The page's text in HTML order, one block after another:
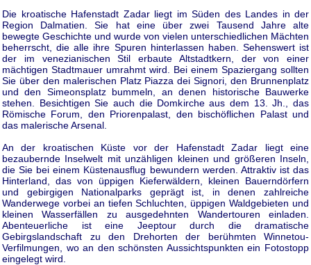
Die kroatische Hafenstadt Zadar liegt im Süden des Landes in der
Region Dalmatien. Sie hat eine über zwei Tausend Jahre alte
bewegte Geschichte und wurde von vielen unterschiedlichen Mächten
beherrscht, die alle ihre Spuren hinterlassen haben. Sehenswert ist
der im venezianischen Stil erbaute Altstadtkern, der von einer
mächtigen Stadtmauer umrahmt wird. Bei einem Spaziergang sollten
Sie über den malerischen Platz Piazza dei Signori, den Brunnenplatz
und den Simeonsplatz bummeln, an denen historische Bauwerke
stehen. Besichtigen Sie auch die Domkirche aus dem 13. Jh., das
Römische Forum, den Priorenpalast, den bischöflichen Palast und
das malerische Arsenal.
An der kroatischen Küste vor der Hafenstadt Zadar liegt eine
bezaubernde Inselwelt mit unzähligen kleinen und größeren Inseln,
die Sie bei einem Küstenausflug bewundern werden. Attraktiv ist das
Hinterland, das von üppigen Kieferwäldern, kleinen Bauerndörfern
und gebirgigen Nationalparks geprägt ist, in denen zahlreiche
Wanderwege vorbei an tiefen Schluchten, üppigen Waldgebieten und
kleinen Wasserfällen zu ausgedehnten Wandertouren einladen.
Abenteuerliche ist eine Jeeptour durch die dramatische
Gebirgslandschaft zu den Drehorten der berühmten Winnetou-
Verfilmungen, wo an den schönsten Aussichtspunkten ein Fotostopp
eingelegt wird.